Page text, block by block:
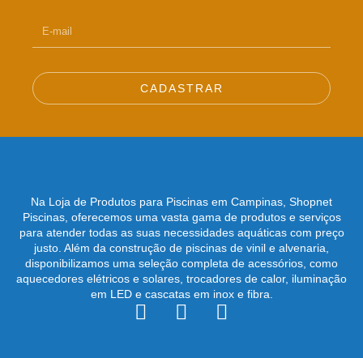
CADASTRAR
Na Loja de Produtos para Piscinas em Campinas, Shopnet
Piscinas, oferecemos uma vasta gama de produtos e serviços
para atender todas as suas necessidades aquáticas com preço
justo. Além da construção de piscinas de vinil e alvenaria,
disponibilizamos uma seleção completa de acessórios, como
aquecedores elétricos e solares, trocadores de calor, iluminação
em LED e cascatas em inox e fibra.